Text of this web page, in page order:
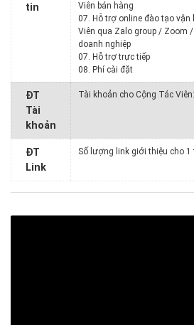
tin
Viên bán hàng
07. Hỗ trợ online đào tạo vận
Viên qua Zalo group / Zoom
doanh nghiệp
07. Hỗ trợ trực tiếp
08. Phí cài đặt
ĐT
Tài
khoản
Tài khoản cho Cộng Tác
ĐT
Link
Số lượng link giới thiệu cho 1